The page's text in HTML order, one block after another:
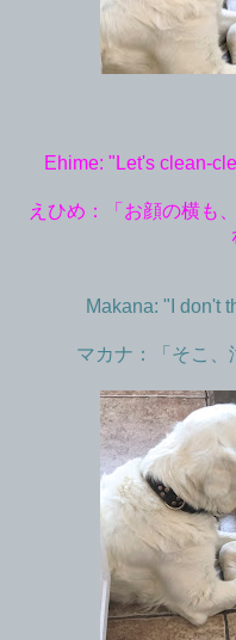
Ehime: "Let's clean-
えひめ：「お顔の横も
Makana: "I don't
マカナ：「そこ、